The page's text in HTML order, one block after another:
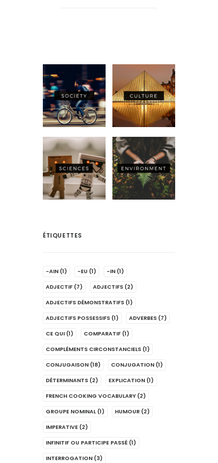
ÉTIQUETTES
-AIN (1) -EU (1) -IN (1)
ADJECTIF (7) ADJECTIFS (2)
ADJECTIFS DÉMONSTRATIFS (1)
ADJECTIFS POSSESSIFS (1) ADVERBES (7)
CE QUI (1) COMPARATIF (1)
COMPLÉMENTS CIRCONSTANCIELS (1)
CONJUGAISON (18) CONJUGATION (1)
DÉTERMINANTS (2) EXPLICATION (1)
FRENCH COOKING VOCABULARY (2)
GROUPE NOMINAL (1) HUMOUR (2)
IMPERATIVE (2)
INFINITIF OU PARTICIPE PASSÉ (1)
INTERROGATION (3)